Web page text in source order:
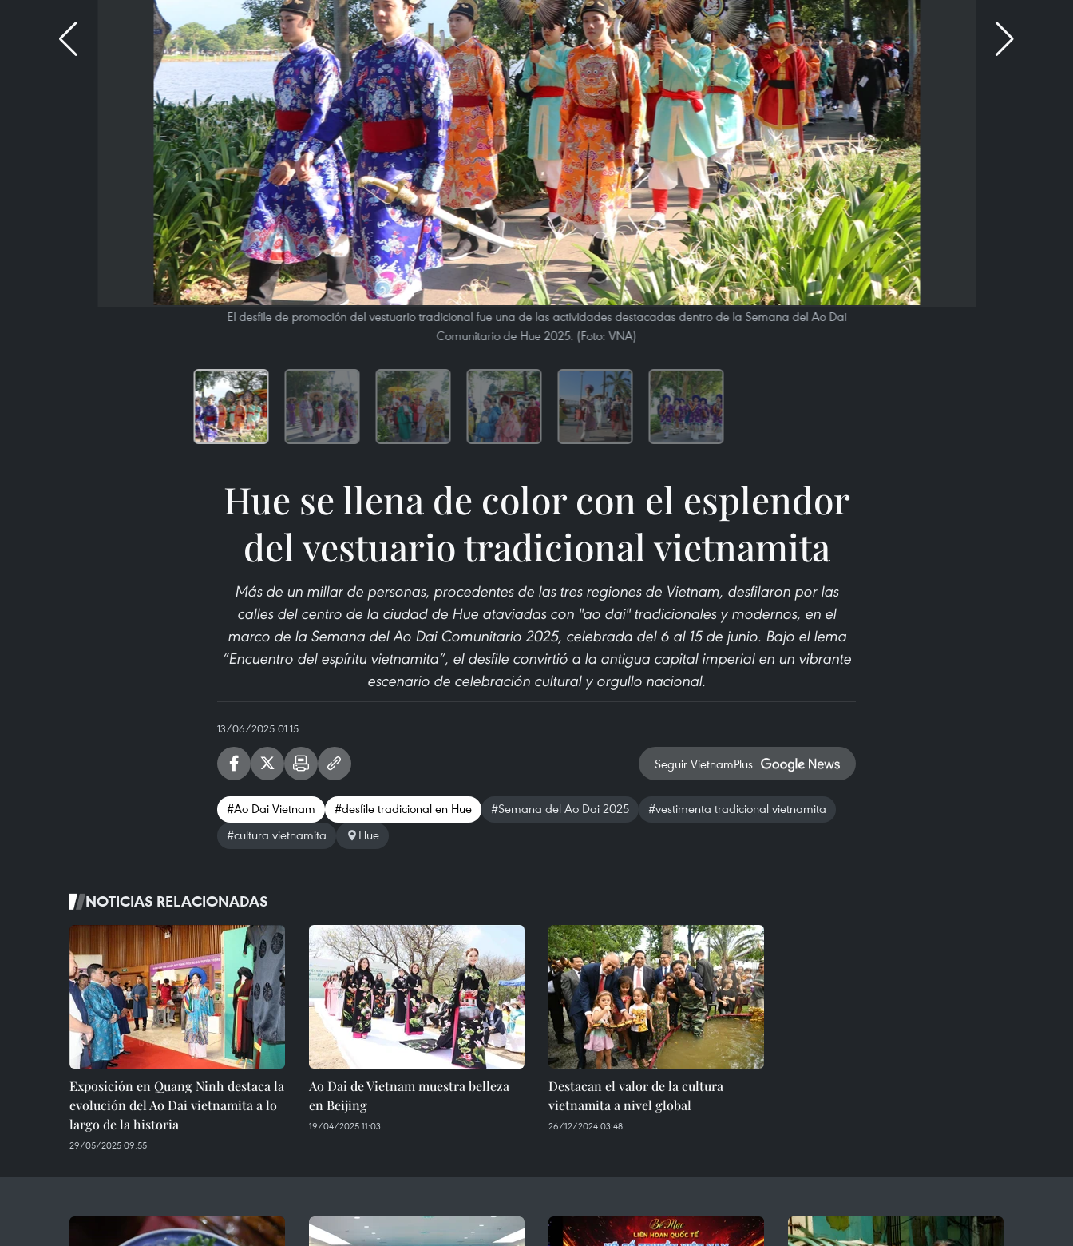
El desfile de promoción del vestuario tradicional fue una de las actividades destacadas dentro de la Semana del Ao Dai
Comunitario de Hue 2025. (Foto: VNA)
Hue se llena de color con el esplendor
del vestuario tradicional vietnamita
Más de un millar de personas, procedentes de las tres regiones de Vietnam, desfilaron por las
calles del centro de la ciudad de Hue ataviadas con "ao dai" tradicionales y modernos, en el
marco de la Semana del Ao Dai Comunitario 2025, celebrada del 6 al 15 de junio. Bajo el lema
“Encuentro del espíritu vietnamita”, el desfile convirtió a la antigua capital imperial en un vibrante
escenario de celebración cultural y orgullo nacional.
13/06/2025 01:15
Seguir VietnamPlus
#Ao Dai Vietnam #desfile tradicional en Hue #Semana del Ao Dai 2025
#vestimenta tradicional vietnamita
#cultura vietnamita
Hue
NOTICIAS RELACIONADAS
Exposición en Quang Ninh destaca la
evolución del Ao Dai vietnamita a lo
largo de la historia
29/05/2025 09:55
Ao Dai de Vietnam muestra belleza
en Beijing
19/04/2025 11:03
Destacan el valor de la cultura
vietnamita a nivel global
26/12/2024 03:48